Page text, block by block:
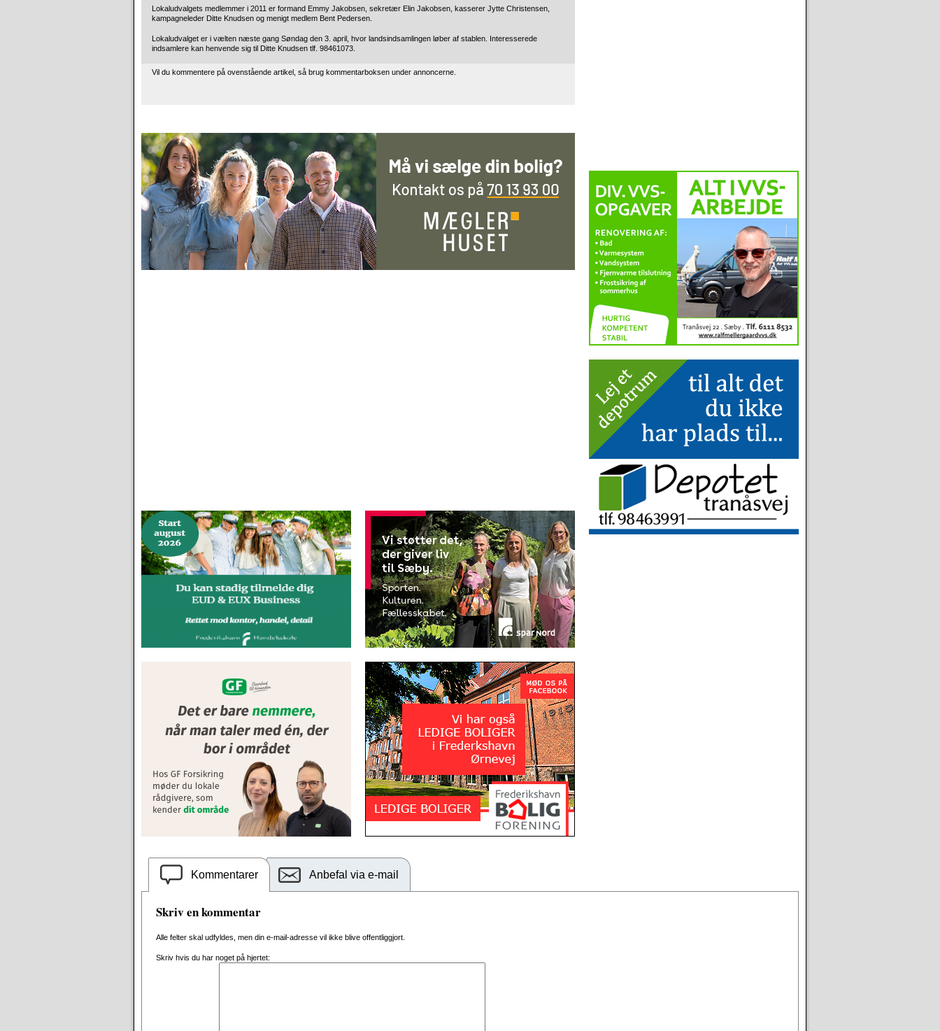
Lokaludvalgets medlemmer i 2011 er formand Emmy Jakobsen, sekretær Elin Jakobsen, kasserer Jytte Christensen,
kampagneleder Ditte Knudsen og menigt medlem Bent Pedersen.
Lokaludvalget er i vælten næste gang Søndag den 3. april, hvor landsindsamlingen løber af stablen. Interesserede
indsamlere kan henvende sig til Ditte Knudsen tlf. 98461073.
Vil du kommentere på ovenstående artikel, så brug kommentarboksen under annoncerne.
Kommentarer Anbefal via e-mail
Skriv en kommentar
Alle felter skal udfyldes, men din e-mail-adresse vil ikke blive offentliggjort.
Skriv hvis du har noget på hjertet: